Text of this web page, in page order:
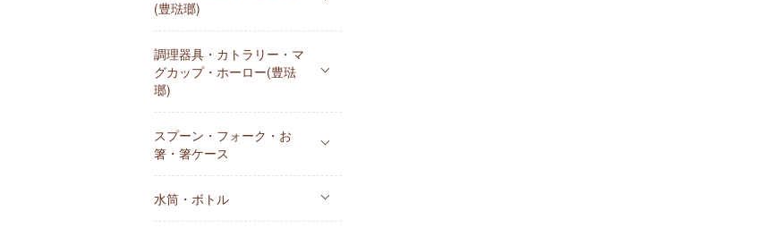
(豊琺瑯)
調理器具・カトラリー・マ
グカップ・ホーロー(豊琺
瑯)
スプーン・フォーク・お
箸・箸ケース
水筒・ボトル